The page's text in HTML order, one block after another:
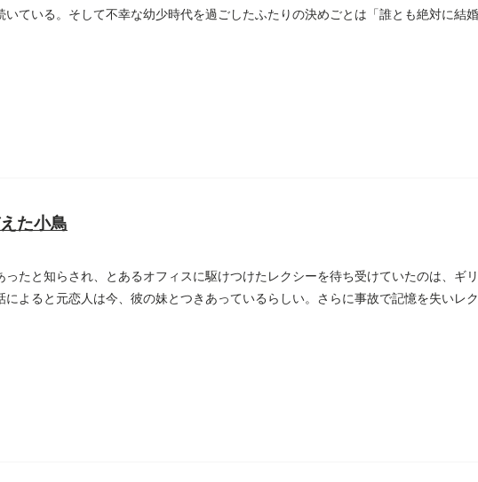
いている。そして不幸な幼少時代を過ごしたふたりの決めごとは「誰とも絶対に結婚
た小鳥
ったと知らされ、とあるオフィスに駆けつけたレクシーを待ち受けていたのは、ギ
によると元恋人は今、彼の妹とつきあっているらしい。さらに事故で記憶を失いレク